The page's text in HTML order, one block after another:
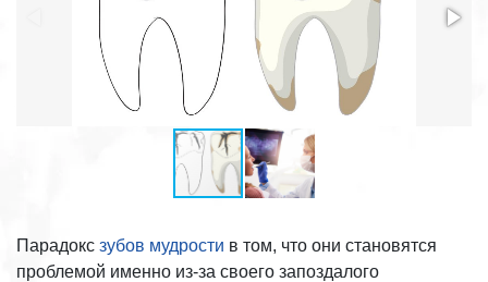
Парадокс зубов мудрости в том, что они становятся
проблемой именно из-за своего запоздалого